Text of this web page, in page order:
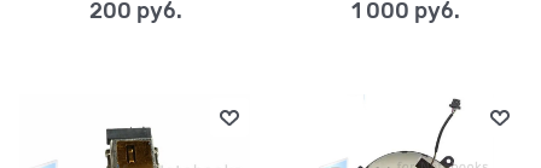
200 руб. 1 000 руб.